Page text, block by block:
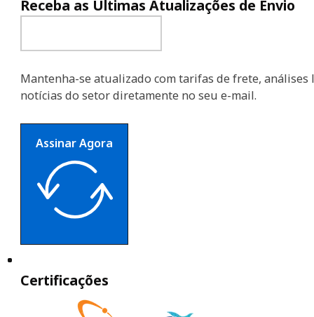
Receba as Últimas Atualizações de Envio
Mantenha-se atualizado com tarifas de frete, análises
notícias do setor diretamente no seu e-mail.
Assinar Agora
Certificações